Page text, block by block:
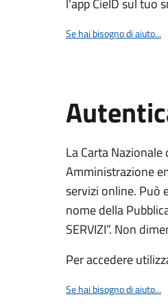
l'app CieID sul tuo
Se hai bisogno di aiuto...
La Carta
Amministrazione
servizi online. Può
nome della
SERVIZI”. Non
Per accedere
Se hai bisogno di aiuto...